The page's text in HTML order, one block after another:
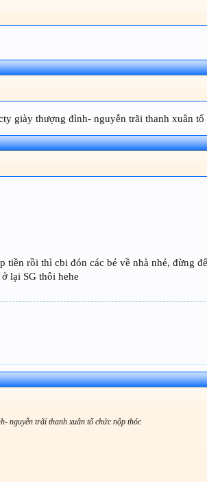
giày thượng đình- nguyễn trãi thanh xuân
tiền rồi thì cbi đón các bé về nhà nhé, đừng
lại SG thôi hehe
nguyễn trãi thanh xuân tổ chức nộp thóc